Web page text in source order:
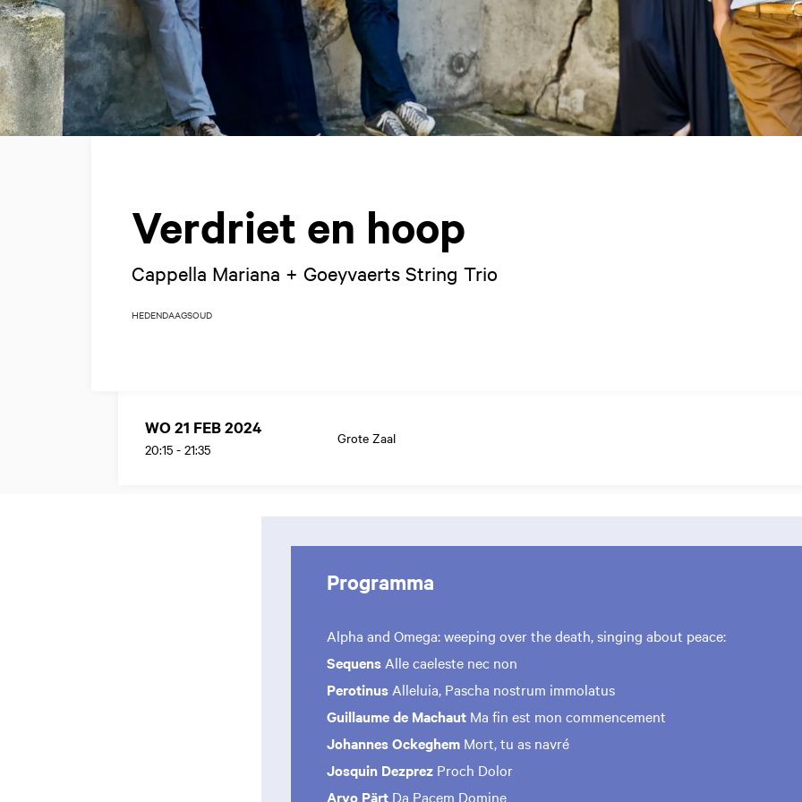
Verdriet en hoop
Cappella Mariana + Goeyvaerts String Trio
HEDENDAAGSOUD
WO 21 FEB 2024
20:15 - 21:35
Grote Zaal
Programma
Alpha and Omega: weeping over the death, singing about peace:
Sequens Alle caeleste nec non
Perotinus Alleluia, Pascha nostrum immolatus
Guillaume de Machaut Ma fin est mon commencement
Johannes Ockeghem Mort, tu as navré
Josquin Dezprez Proch Dolor
Arvo Pärt Da Pacem Domine